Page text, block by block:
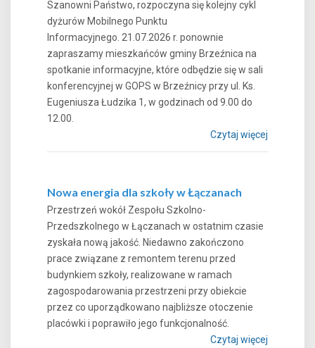
Szanowni Państwo, rozpoczyna się kolejny cykl
dyżurów Mobilnego Punktu
Informacyjnego. 21.07.2026 r. ponownie
zapraszamy mieszkańców gminy Brzeźnica na
spotkanie informacyjne, które odbędzie się w sali
konferencyjnej w GOPS w Brzeźnicy przy ul. Ks.
Eugeniusza Łudzika 1, w godzinach od 9.00 do
12.00.
Czytaj więcej
Nowa energia dla szkoły w Łączanach
Przestrzeń wokół Zespołu Szkolno-
Przedszkolnego w Łączanach w ostatnim czasie
zyskała nową jakość. Niedawno zakończono
prace związane z remontem terenu przed
budynkiem szkoły, realizowane w ramach
zagospodarowania przestrzeni przy obiekcie
przez co uporządkowano najbliższe otoczenie
placówki i poprawiło jego funkcjonalność.
Czytaj więcej